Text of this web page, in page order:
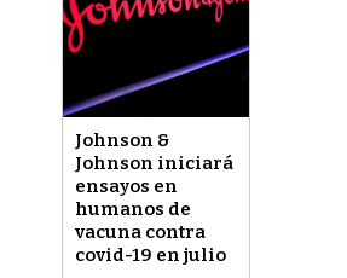
Johnson &
Johnson iniciará
ensayos en
humanos de
vacuna contra
covid-19 en julio